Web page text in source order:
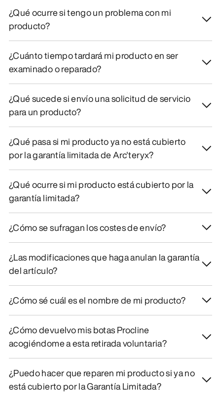
¿Qué ocurre si tengo un problema con mi
producto?
¿Cuánto tiempo tardará mi producto en ser
examinado o reparado?
¿Qué sucede si envío una solicitud de servicio
para un producto?
¿Qué pasa si mi producto ya no está cubierto
por la garantía limitada de Arc'teryx?
¿Qué ocurre si mi producto está cubierto por la
garantía limitada?
¿Cómo se sufragan los costes de envío?
¿Las modificaciones que haga anulan la garantía
del artículo?
¿Cómo sé cuál es el nombre de mi producto?
¿Cómo devuelvo mis botas Procline
acogiéndome a esta retirada voluntaria?
¿Puedo hacer que reparen mi producto si ya no
está cubierto por la Garantía Limitada?